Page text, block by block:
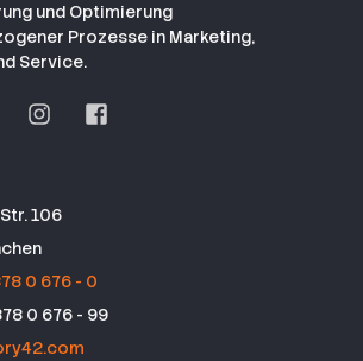
und Optimierung
Prozesse in Marketing,
Service.
106
0 676 - 0
0 676 - 99